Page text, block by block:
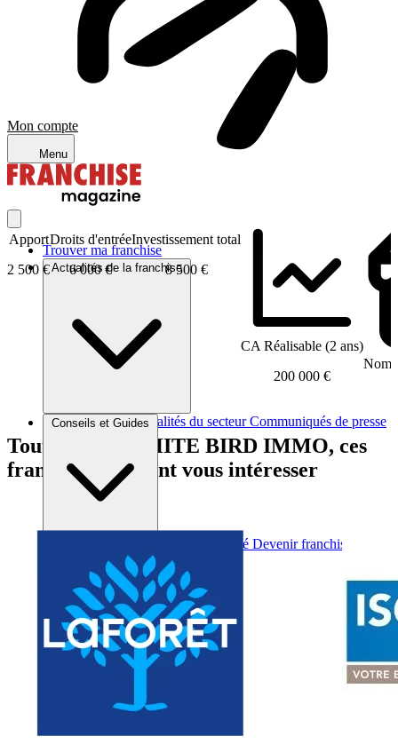
Mon compte
Menu
Trouver ma franchise
Actualités de la franchise
Brèves et actus Actualités du secteur Communiqués de presse
Conseils et Guides
Devenir franchisé Devenir franchiseur
Apport
2 500 €
Droits d'entrée
6 000 €
Investissement total
8 500 €
CA Réalisable (2 ans)
200 000 €
Tout comme WHITE BIRD IMMO, ces
franchises peuvent vous intéresser